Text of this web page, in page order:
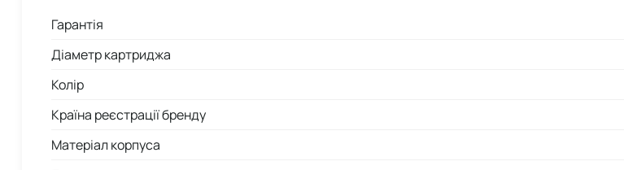
Гарантія
Діаметр картриджа
Колір
Країна реєстрації бренду
Матеріал корпуса